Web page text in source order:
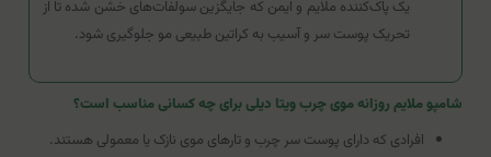
یک پاک‌کننده ملایم و ایمن که جایگزین سولفات‌های خشن شده تا از
تحریک پوست سر و آسیب به کراتین طبیعی مو جلوگیری شود.
شامپو ملایم روزانه موی چرب ویتا دیلی برای چه کسانی مناسب است؟
افرادی که دارای پوست سر چرب و تارهای موی نازک یا معمولی هستند.